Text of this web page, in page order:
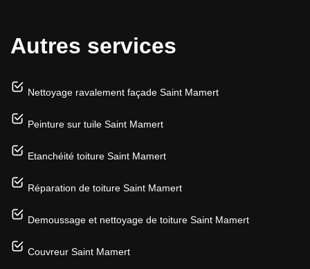
Autres services
Nettoyage ravalement façade Saint Mamert
Peinture sur tuile Saint Mamert
Etanchéité toiture Saint Mamert
Réparation de toiture Saint Mamert
Demoussage et nettoyage de toiture Saint Mamert
Couvreur Saint Mamert